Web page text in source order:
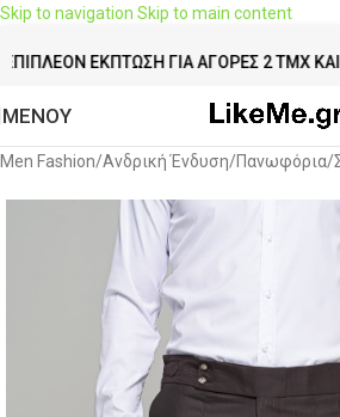
Skip to navigation Skip to main content
ΈΚΠΤΩΣΗ ΓΙΑ ΑΓΟΡΈΣ 2 ΤΜΧ ΚΑΙ ΠΆΝΩ
ΜΕΝΟΥ
Men Fashion/Ανδρική Ένδυση/Πανωφόρια/